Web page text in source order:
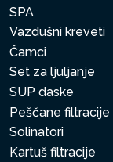
SPA
Vazdušni kreveti
Čamci
Set za ljuljanje
SUP daske
Peščane filtracije
Solinatori
Kartuš filtracije